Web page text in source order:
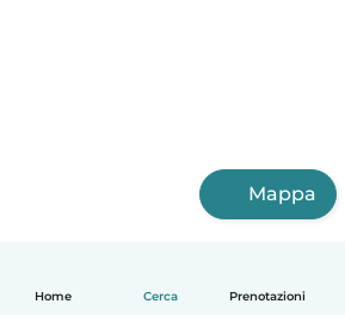
Home Cerca Prenotazioni
Mappa